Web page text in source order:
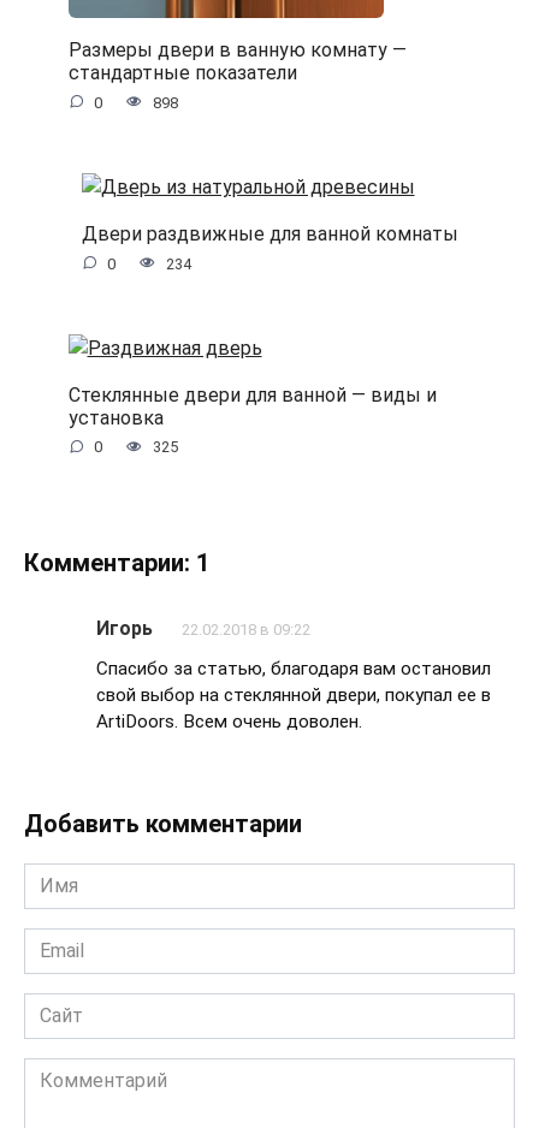
Размеры двери в ванную комнату —
стандартные показатели
0 898
Двери раздвижные для ванной комнаты
0 234
Стеклянные двери для ванной — виды и
установка
0 325
Комментарии: 1
Игорь 22.02.2018 в 09:22
Спасибо за статью, благодаря вам остановил
свой выбор на стеклянной двери, покупал ее в
ArtiDoors. Всем очень доволен.
Добавить комментарии
Имя
*
Email
*
Сайт
Комментарий